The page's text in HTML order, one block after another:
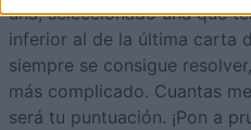
una, seleccionado una que
inferior al de la última carta
siempre se consigue
más complicado. Cuantas
será tu puntuación. ¡Pon a